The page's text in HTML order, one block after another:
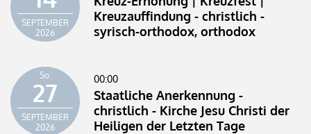
SEPTEMBER
2026
Kreuzauffindung - christlich -
syrisch-orthodox, orthodox
So.
27
SEPTEMBER
2026
00:00
Staatliche Anerkennung -
christlich - Kirche Jesu Christi der
Heiligen der Letzten Tage